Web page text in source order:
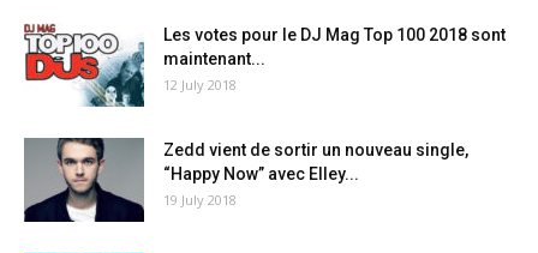
Les votes pour le DJ Mag Top 100 2018 sont
maintenant...
12 July 2018
Zedd vient de sortir un nouveau single,
“Happy Now” avec Elley...
19 July 2018